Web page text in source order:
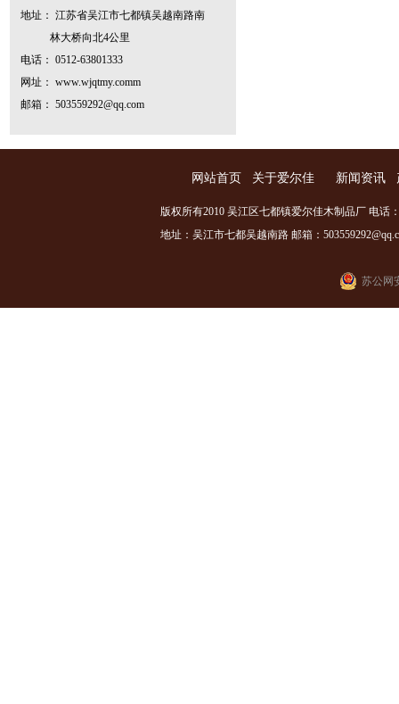
地址： 江苏省吴江市七都镇吴越南路南
林大桥向北4公里
电话： 0512-63801333
网址： www.wjqtmy.comm
邮箱： 503559292@qq.com
网站首页 关于爱尔佳 新闻资讯
版权所有2010 吴江区七都镇爱尔佳木制品厂 电话
地址：吴江市七都吴越南路 邮箱：
苏公网